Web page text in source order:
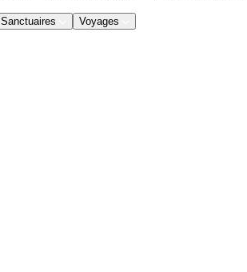
Sanctuaires Voyages